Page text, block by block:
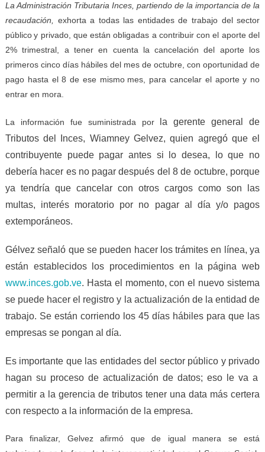
La Administración Tributaria Inces, partiendo dela importancia dela
recaudación, exhorta a todas las entidades de trabajo delsector
público y privado, que están obligadas a contribuir con el aporte del
2% trimestral, a teneren cuenta la cancelación del aporte los
primeros cinco días hábiles del mes de octubre,con oportunidad de
pago hasta el 8 de ese mismo mes, para cancelar elaporte y no
entrar en mora.
La información fue suministrada por lagerentegeneral de
Tributos del Inces, Wiamney Gelvez, quien agregó quee
contribuyente puede pagar antes si lo desea, lo que no
debería hacer es no pagar después del 8 de octubre, porque
ya tendría que cancelar con otroscargoscomo son las
multas, interés moratorio por no pagar al día y/o pagos
extemporáneos.
Gélvez señaló que se pueden hacer los trámites en ínea, ya
están establecidos los procedimientos en la página web
www.inces.gob.ve. Hasta el momento,conel nuevo sistema
se puede hacerel registro y la actualización de la entidad de
trabajo. Se están corriendo los 45 días hábiles para que las
empresas se pongan al día.
Es importante que las entidades del sector público y privado
hagan su proceso de actualización de datos;eso le va a
permitir a la gerencia de tributos tener una data más certera
con respecto a la información de la empresa.
Para finalizar, Gelvez afirmó quede igual manera se está